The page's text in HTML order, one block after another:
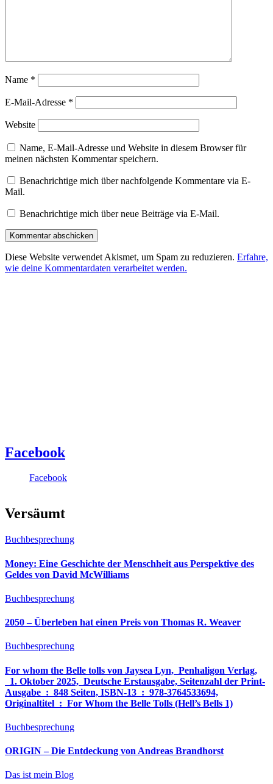
Name *
E-Mail-Adresse *
Website
Name, E-Mail-Adresse und Website in diesem Browser für
meinen nächsten Kommentar speichern.
Benachrichtige mich über nachfolgende Kommentare via E-
Mail.
Benachrichtige mich über neue Beiträge via E-Mail.
Diese Website verwendet Akismet, um Spam zu reduzieren. Erfahre,
wie deine Kommentardaten verarbeitet werden.
Facebook
Facebook
Versäumt
Buchbesprechung
Money: Eine Geschichte der Menschheit aus Perspektive des
Geldes von David McWilliams
Buchbesprechung
2050 – Überleben hat einen Preis von Thomas R. Weaver
Buchbesprechung
For whom the Belle tolls von Jaysea Lyn, ‎ Penhaligon Verlag,
‎ 1. Oktober 2025, ‎ Deutsche Erstausgabe, Seitenzahl der Print-
Ausgabe ‏ : ‎ 848 Seiten, ISBN-13 ‏ : ‎ 978-3764533694,
Originaltitel ‏ : ‎ For Whom the Belle Tolls (Hell’s Bells 1)
Buchbesprechung
ORIGIN – Die Entdeckung von Andreas Brandhorst
Das ist mein Blog